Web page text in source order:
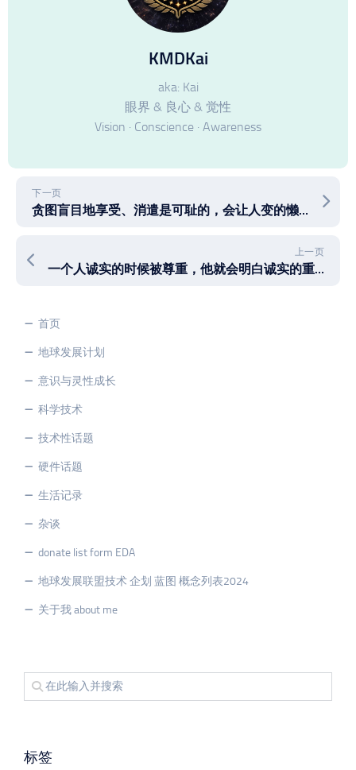
KMDKai
aka: Kai
眼界 & 良心 & 觉性
Vision · Conscience · Awareness
下一页
贪图盲目地享受、消遣是可耻的，会让人变的懒散和腐败
上一页
一个人诚实的时候被尊重，他就会明白诚实的重要性
首页
地球发展计划
意识与灵性成长
科学技术
技术性话题
硬件话题
生活记录
杂谈
donate list form EDA
地球发展联盟技术 企划 蓝图 概念列表2024
关于我 about me
标签